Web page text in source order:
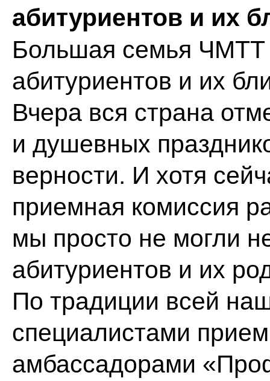
абитуриентов и их
Большая семья ЧМТТ
абитуриентов и их
Вчера вся страна
и душевных
верности. И хотя
приемная комиссия
мы просто не могли
абитуриентов и их
По традиции всей
специалистами
амбассадорами